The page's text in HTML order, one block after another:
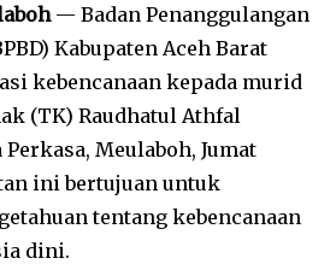
— Badan Penanggulangan
Kabupaten Aceh Barat
kebencanaan kepada murid
(TK) Raudhatul Athfal
Meulaboh, Jumat
ini bertujuan untuk
tentang kebencanaan
dini.